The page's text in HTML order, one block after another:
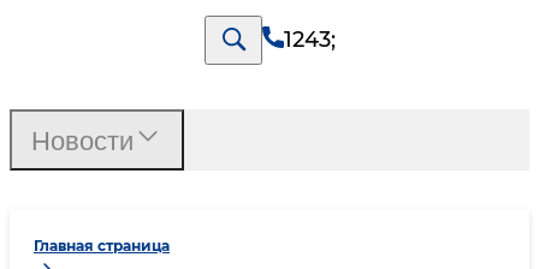
1243;
Главная страница
Новости